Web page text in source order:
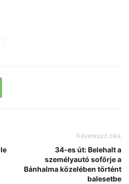
Következő cikk
34-es út: Belehalt a
személyautó sofőrje a
Bánhalma közelében történt
balesetbe